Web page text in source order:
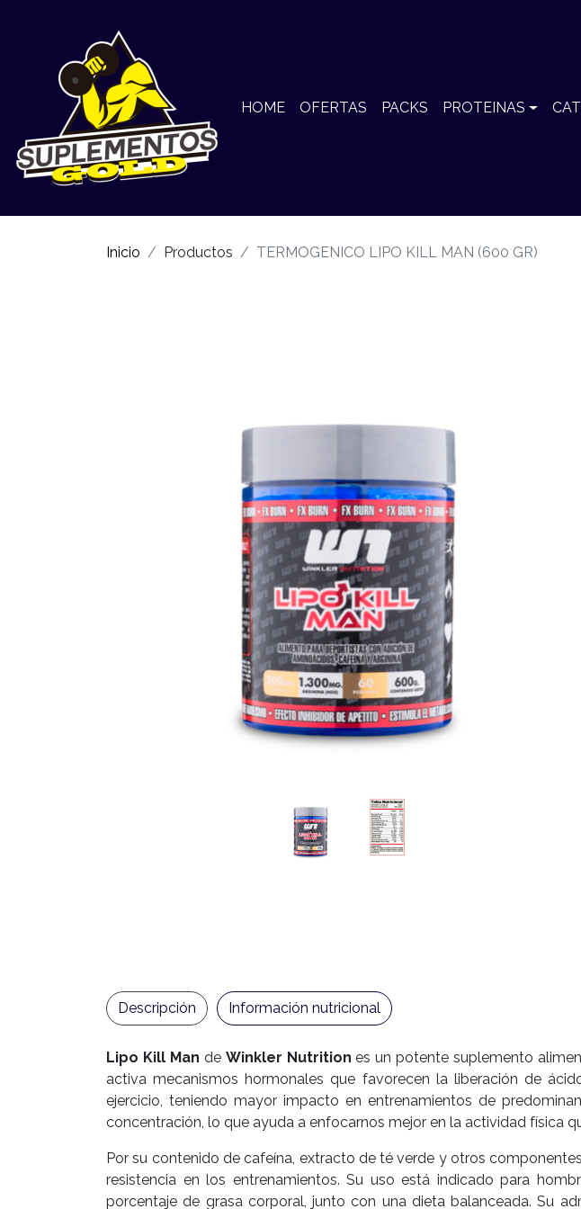
HOME OFERTAS PACKS PROTEINAS
Inicio Productos TERMOGENICO LIPO KILL MAN (600 GR)
Lipo Kill Man de Winkler Nutrition es un potente suplemento
activa mecanismos hormonales que favorecen la liberación de
ejercicio, teniendo mayor impacto en entrenamientos de
concentración, lo que ayuda a enfocarnos mejor en la actividad física
Por su contenido de cafeína, extracto de té verde y otros
resistencia en los entrenamientos. Su uso está indicado para
porcentaje de grasa corporal, junto con una dieta balanceada. Su
Descripción Información nutricional